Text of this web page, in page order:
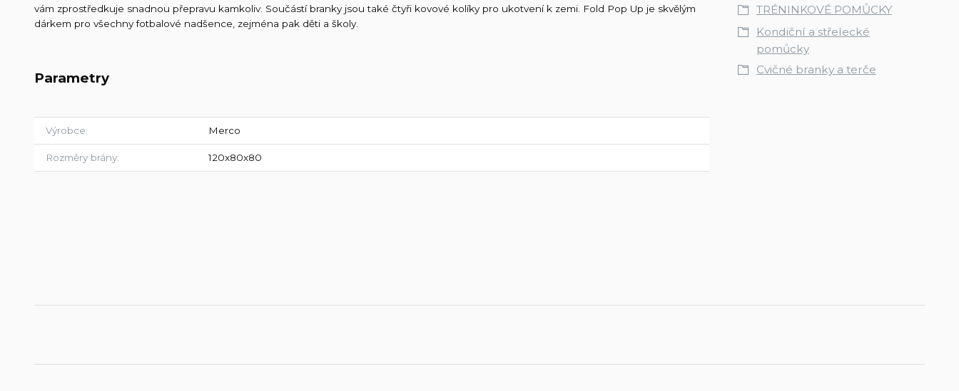
vám zprostředkuje snadnou přepravu kamkoliv. Součástí branky jsou také čtyři kovové kolíky pro ukotvení k zemi. Fold Pop Up je skvělým
dárkem pro všechny fotbalové nadšence, zejména pak děti a školy.
Parametry
Výrobce Merco
Rozměry brány 120x80x80
TRÉNINKOVÉ POMŮCKY
Kondiční a střelecké
pomůcky
Cvičné branky a terče